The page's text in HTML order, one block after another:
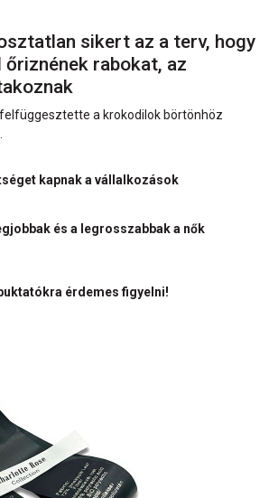
sikert az a terv, hogy
rabokat, az
felfüggesztette a krokodilok börtönhöz
kapnak a vállalkozások
és a legrosszabbak a nők
érdemes figyelni!